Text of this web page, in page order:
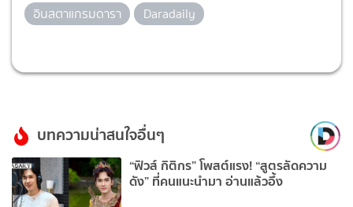
อินสตาแกรมดารา
Daradaily
บทความน่าสนใจอื่นๆ
“ฟิวส์ กิติกร” โพสต์แรง! “สูตรลัดความ
ดัง” ที่คนแนะนำมา อ่านแล้วอึ้ง